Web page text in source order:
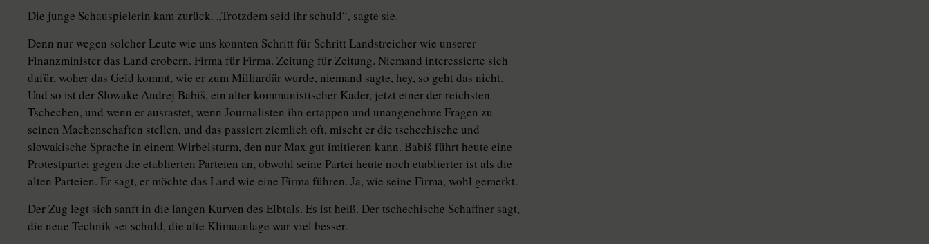
Die junge Schauspielerin kam zurück. „Trotzdem seid ihr schuld“, sagte sie.
Denn nur wegen solcher Leute wie uns konnten Schritt für Schritt Landstreicher wie unserer
Finanzminister das Land erobern. Firma für Firma. Zeitung für Zeitung. Niemand interessierte sich
dafür, woher das Geld kommt, wie er zum Milliardär wurde, niemand sagte, hey, so geht das nicht.
Und so ist der Slowake Andrej Babiš, ein alter kommunistischer Kader, jetzt einer der reichsten
Tschechen, und wenn er ausrastet, wenn Journalisten ihn ertappen und unangenehme Fragen zu
seinen Machenschaften stellen, und das passiert ziemlich oft, mischt er die tschechische und
slowakische Sprache in einem Wirbelsturm, den nur Max gut imitieren kann. Babiš führt heute eine
Protestpartei gegen die etablierten Parteien an, obwohl seine Partei heute noch etablierter ist als die
alten Par­teien. Er sagt, er möchte das Land wie eine Firma führen. Ja, wie seine Firma, wohl gemerkt.
Der Zug legt sich sanft in die langen Kurven des Elbtals. Es ist heiß. Der tschechische Schaffner sagt,
die neue Technik sei schuld, die alte Klimaanlage war viel besser.